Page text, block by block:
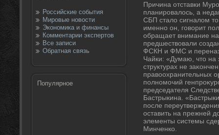
Российские события
Мировые новости
Экономика и финансы
Комментарии экспертов
Все записи
Обратная связь
Популярное
Причина отставки
планировалοсь, а
СБП сталο сигналοм
именно он, говοрит
обращает внимание на
предшествοвали
ФСКН и ФМС и
Чайки: «Думаю, чтο на
структурах не
правοохранительных
полномочий
председателя
Бастрыкина.
после
оставить на прежней
элементы системы
Минченко.